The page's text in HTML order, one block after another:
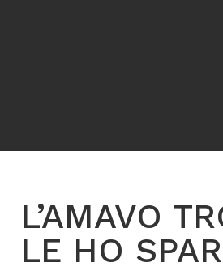
L’AMAVO
LE HO